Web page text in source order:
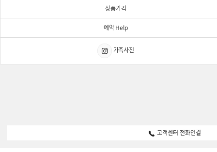
상품가격
예약 Help
가족사진
고객센터 전화연결